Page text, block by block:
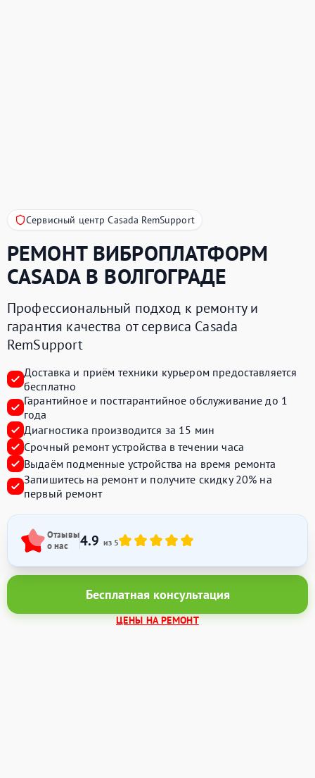
Сервисный центр Casada RemSupport
РЕМОНТ ВИБРОПЛАТФОРМ
CASADAВ ВОЛГОГРАДЕ
Профессиональный подход к ремонту и
гарантия качества от сервиса Casada
RemSupport
Доставка и приём техники курьером предоставляется
бесплатно
Гарантийное и постгарантийное обслуживание до 1
года
Диагностика производится за 15 мин
Срочный ремонт устройства в течении часа
Выдаём подменные устройства на время ремонта
Запишитесь на ремонт и получите скидку 20% на
первый ремонт
Отзывы
о нас
4.9 из 5
Бесплатная консультация
ЦЕНЫ НА РЕМОНТ